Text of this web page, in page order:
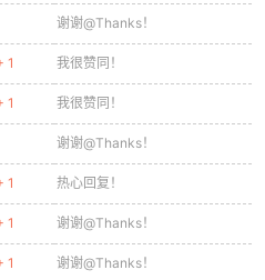
谢谢@Thanks！
1 我很赞同！
1 我很赞同！
谢谢@Thanks！
1 热心回复！
1 谢谢@Thanks！
1 谢谢@Thanks！